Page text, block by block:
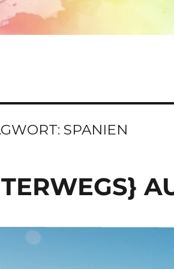
SPANIEN